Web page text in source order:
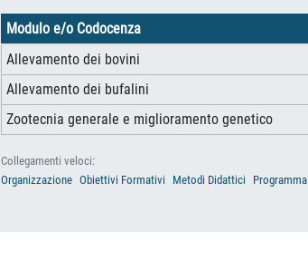
Modulo e/o Codocenza
Allevamento dei bovini
Allevamento dei bufalini
Zootecnia generale e miglioramento genetico
Collegamenti veloci:
Organizzazione Obiettivi Formativi Metodi Didattici Programma